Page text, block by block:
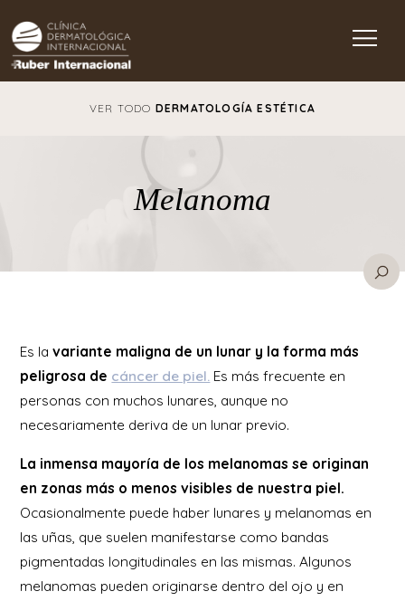
Main Navigation
VER TODO DERMATOLOGÍA ESTÉTICA
Melanoma
Es lavariante maligna de un lunar y la forma más
peligrosa de cáncer de piel. Es más frecuente en
personas con muchos lunares, aunque no
necesariamente deriva de un lunar previo.
La inmensa mayoría de los melanomas se originan
en zonas más o menos visibles de nuestra piel.
Ocasionalmente puede haber lunares y melanomas en
las uñas, que suelen manifestarse como bandas
pigmentadas longitudinales en las mismas. Algunos
melanomas pueden originarse dentro del ojo y en